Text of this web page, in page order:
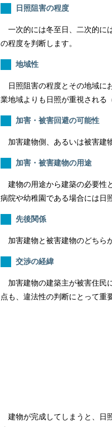
日照阻害の程度
一次的には冬至日、二次的に
の程度を判断します。
地域性
日照阻害の程度とその地域に
業地域よりも日照が重視される
加害・被害回避の可能性
加害建物側、あるいは被害建
加害・被害建物の用途
建物の用途から建築の必要性
病院や幼稚園である場合には日
先後関係
加害建物と被害建物のどちら
交渉の経緯
加害建物の建築主が被害住民
点も、違法性の判断にとって重
建物が完成してしまうと、日